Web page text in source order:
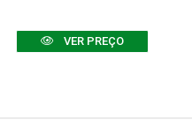
VER PREÇO